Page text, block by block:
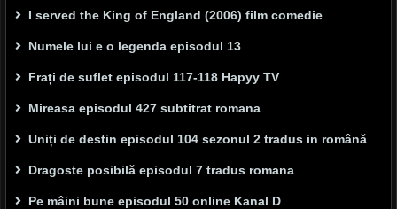
I served the King of England (2006) film comedie
Numele lui e o legenda episodul 13
Frați de suflet episodul 117-118 Hapyy TV
Mireasa episodul 427 subtitrat romana
Uniți de destin episodul 104 sezonul 2 tradus in română
Dragoste posibilă episodul 7 tradus romana
Pe mâini bune episodul 50 online Kanal D